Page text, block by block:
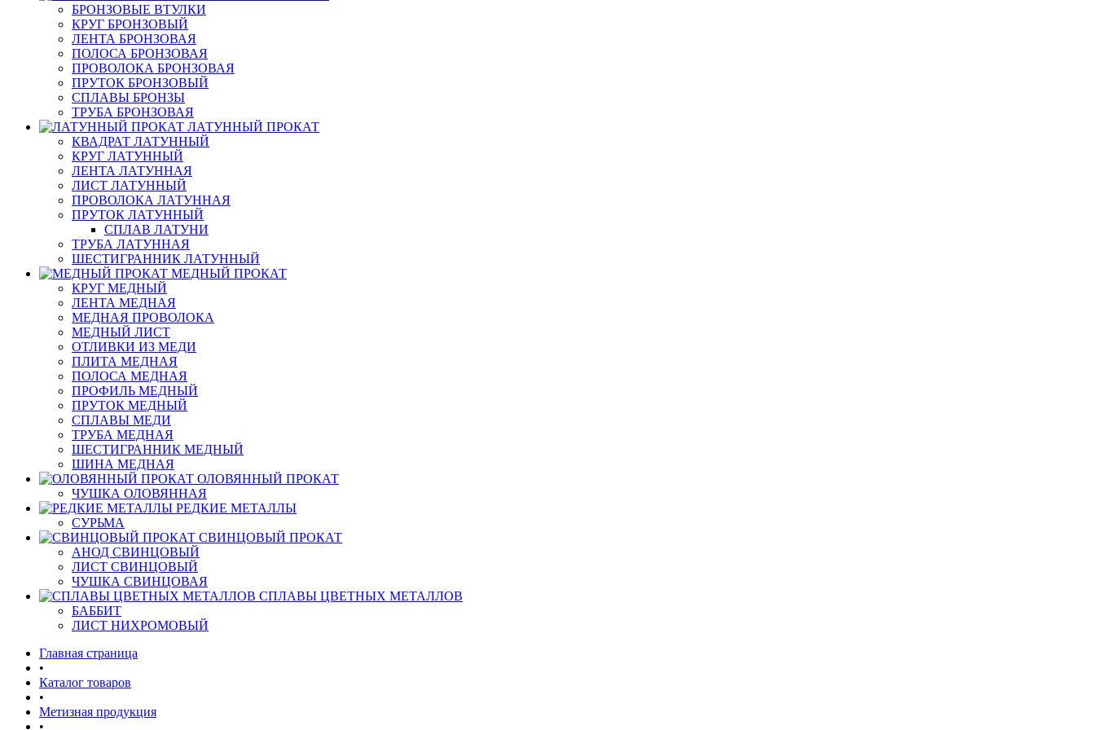
БРОНЗОВЫЕ ВТУЛКИ
КРУГ БРОНЗОВЫЙ
ЛЕНТА БРОНЗОВАЯ
ПОЛОСА БРОНЗОВАЯ
ПРОВОЛОКА БРОНЗОВАЯ
ПРУТОК БРОНЗОВЫЙ
СПЛАВЫ БРОНЗЫ
ТРУБА БРОНЗОВАЯ
ЛАТУННЫЙ ПРОКАТ
КВАДРАТ ЛАТУННЫЙ
КРУГ ЛАТУННЫЙ
ЛЕНТА ЛАТУННАЯ
ЛИСТ ЛАТУННЫЙ
ПРОВОЛОКА ЛАТУННАЯ
ПРУТОК ЛАТУННЫЙ
СПЛАВ ЛАТУНИ
ТРУБА ЛАТУННАЯ
ШЕСТИГРАННИК ЛАТУННЫЙ
МЕДНЫЙ ПРОКАТ
КРУГ МЕДНЫЙ
ЛЕНТА МЕДНАЯ
МЕДНАЯ ПРОВОЛОКА
МЕДНЫЙ ЛИСТ
ОТЛИВКИ ИЗ МЕДИ
ПЛИТА МЕДНАЯ
ПОЛОСА МЕДНАЯ
ПРОФИЛЬ МЕДНЫЙ
ПРУТОК МЕДНЫЙ
СПЛАВЫ МЕДИ
ТРУБА МЕДНАЯ
ШЕСТИГРАННИК МЕДНЫЙ
ШИНА МЕДНАЯ
ОЛОВЯННЫЙ ПРОКАТ
ЧУШКА ОЛОВЯННАЯ
РЕДКИЕ МЕТАЛЛЫ
СУРЬМА
СВИНЦОВЫЙ ПРОКАТ
АНОД СВИНЦОВЫЙ
ЛИСТ СВИНЦОВЫЙ
ЧУШКА СВИНЦОВАЯ
СПЛАВЫ ЦВЕТНЫХ МЕТАЛЛОВ
БАББИТ
ЛИСТ НИХРОМОВЫЙ
Главная страница
•
Каталог товаров
•
Метизная продукция
•